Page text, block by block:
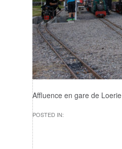
Affluence en gare de Loerie
POSTED IN: